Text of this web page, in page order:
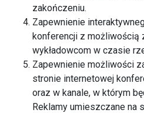
zakończeniu.
Zapewnienie
konferencji z możliwością
wykładowcom w czasie
Zapewnienie możliwości
stronie internetowej
oraz w kanale, w którym
Reklamy umieszczane na